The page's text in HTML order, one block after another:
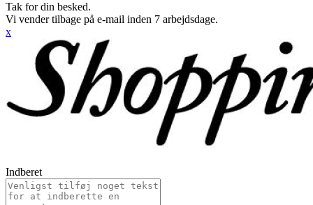
Tak for din besked.
Vi vender tilbage på e-mail inden 7 arbejdsdage.
x
Indberet